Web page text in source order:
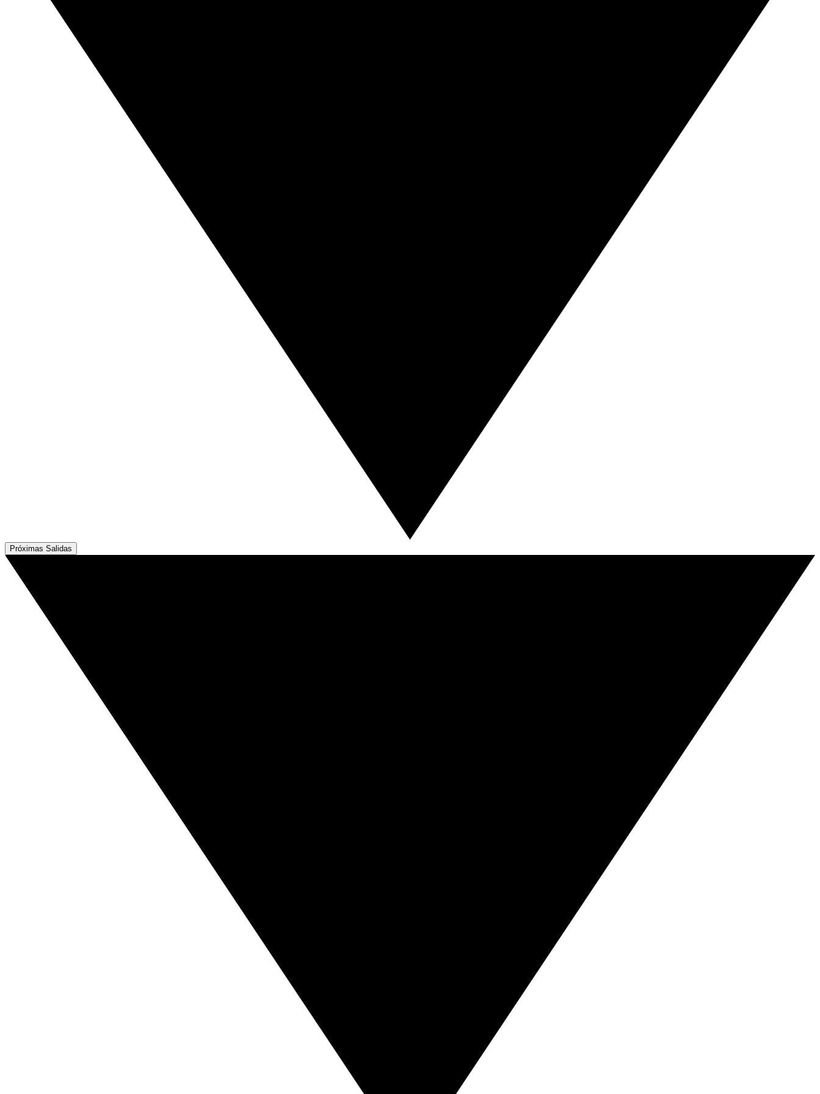
Próximas Salidas